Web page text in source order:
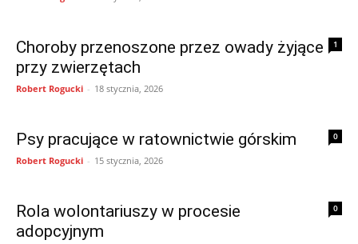
1
Choroby przenoszone przez owady żyjące
przy zwierzętach
Robert Rogucki - 18 stycznia, 2026
0
Psy pracujące w ratownictwie górskim
Robert Rogucki - 15 stycznia, 2026
0
Rola wolontariuszy w procesie
adopcyjnym